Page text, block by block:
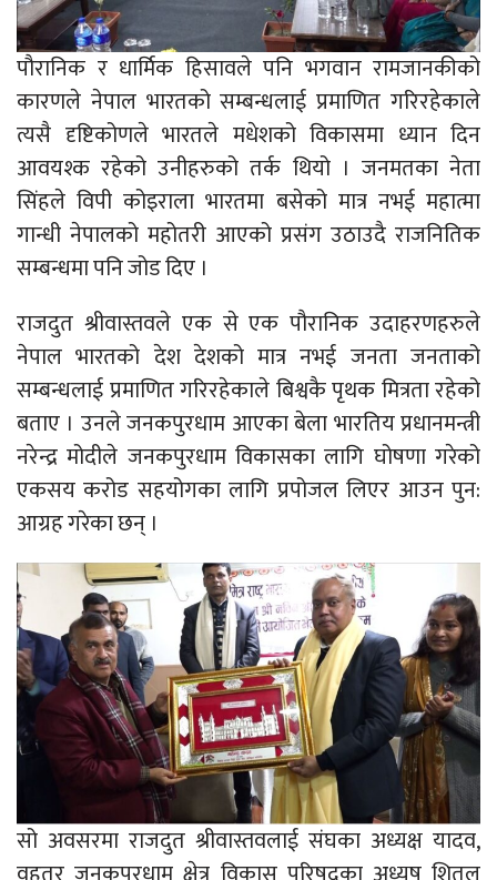
पौरानिक र धार्मिक हिसावले पनि भगवान रामजानकीको
कारणले नेपाल भारतको सम्बन्धलाई प्रमाणित गरिरहेकाले
त्यसै दृष्टिकोणले भारतले मधेशको विकासमा ध्यान दिन
आवयश्क रहेको उनीहरुको तर्क थियो । जनमतका नेता
सिंहले विपी कोइराला भारतमा बसेको मात्र नभई महात्मा
गान्धी नेपालको महोतरी आएको प्रसंग उठाउदै राजनितिक
सम्बन्धमा पनि जोड दिए ।
राजदुत श्रीवास्तवले एक से एक पौरानिक उदाहरणहरुले
नेपाल भारतको देश देशको मात्र नभई जनता जनताको
सम्बन्धलाई प्रमाणित गरिरहेकाले बिश्वकै पृथक मित्रता रहेको
बताए । उनले जनकपुरधाम आएका बेला भारतिय प्रधानमन्त्री
नरेन्द्र मोदीले जनकपुरधाम विकासका लागि घोषणा गरेको
एकसय करोड सहयोगका लागि प्रपोजल लिएर आउन पुन:
आग्रह गरेका छन् ।
सो अवसरमा राजदुत श्रीवास्तवलाई संघका अध्यक्ष यादव,